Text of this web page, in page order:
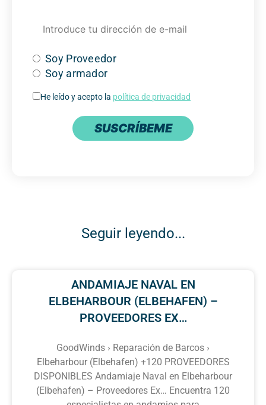
Soy Proveedor
Soy armador
He leído y acepto la política de privacidad
SUSCRÍBEME
Seguir leyendo...
ANDAMIAJE NAVAL EN
ELBEHARBOUR (ELBEHAFEN) –
PROVEEDORES EX…
GoodWinds › Reparación de Barcos ›
Elbeharbour (Elbehafen) +120 PROVEEDORES
DISPONIBLES Andamiaje Naval en Elbeharbour
(Elbehafen) – Proveedores Ex… Encuentra 120